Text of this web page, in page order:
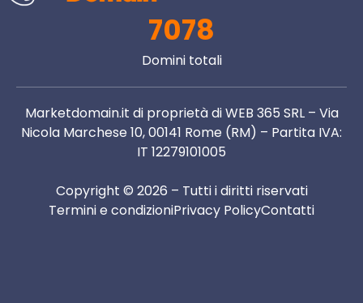
7078
Domini totali
Marketdomain.it di proprietà di WEB 365 SRL – Via
Nicola Marchese 10, 00141 Rome (RM) – Partita IVA:
IT 12279101005
Copyright © 2026 – Tutti i diritti riservati
Termini e condizioniPrivacy PolicyContatti